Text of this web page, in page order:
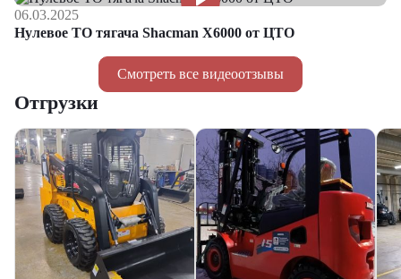
Смотреть все видеоотзывы
06.03.2025
Нулевое ТО тягача Shacman Х6000 от ЦТО
Отгрузки